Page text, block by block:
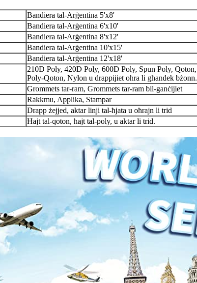
Bandiera tal-Arġentina 5'x8'
Bandiera tal-Arġentina 6'x10'
Bandiera tal-Arġentina 8'x12'
Bandiera tal-Arġentina 10'x15'
Bandiera tal-Arġentina 12'x18'
210D Poly, 420D Poly, 600D Poly, Spun Poly, Qoton,
Poly-Qoton, Nylon u drappijiet oħra li għandek bżonn.
Grommets tar-ram, Grommets tar-ram bil-ganċijiet
Rakkmu, Applika, Stampar
Drapp żejjed, aktar linji tal-ħjata u oħrajn li trid
Ħajt tal-qoton, ħajt tal-poly, u aktar li trid.